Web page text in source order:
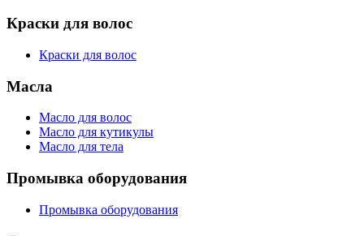
Краски для волос
Краски для волос
Масла
Масло для волос
Масло для кутикулы
Масло для тела
Промывка оборудования
Промывка оборудования